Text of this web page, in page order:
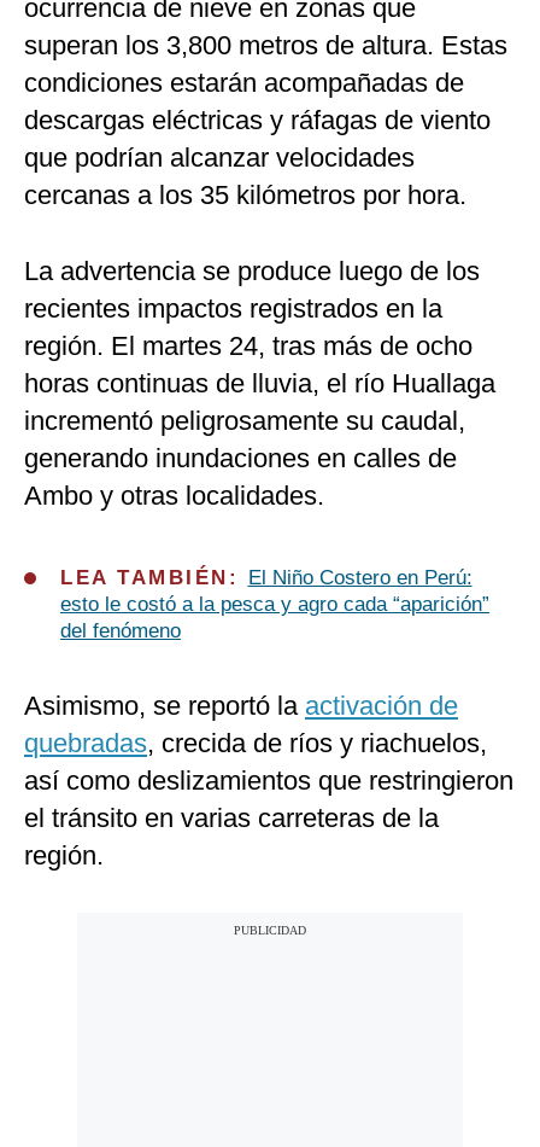
ocurrencia de nieve en zonas que
superan los 3,800 metros de altura. Estas
condiciones estarán acompañadas de
descargas eléctricas y ráfagas de viento
que podrían alcanzar velocidades
cercanas a los 35 kilómetros por hora.
La advertencia se produce luego de los
recientes impactos registrados en la
región. El martes 24, tras más de ocho
horas continuas de lluvia, el río Huallaga
incrementó peligrosamente su caudal,
generando inundaciones en calles de
Ambo y otras localidades.
LEA TAMBIÉN:
El Niño Costero en Perú:
esto le costó a la pesca y agro cada “aparición”
del fenómeno
Asimismo, se reportó la activación de
quebradas, crecida de ríos y riachuelos,
así como deslizamientos que restringieron
el tránsito en varias carreteras de la
región.